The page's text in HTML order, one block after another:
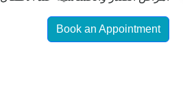
Book an Appointment